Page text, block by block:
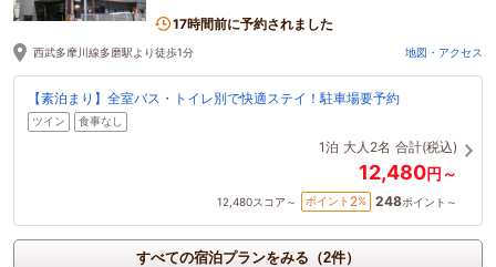
17時間前に予約されました
西武多摩川線多磨駅より徒歩1分 地図・アクセス
【素泊まり】全室バス・トイレ別で快適ステイ！駐車場要予約
ツイン 食事なし
1泊 大人2名 合計(税込)
12,480円～
12,480スコア～ ポイント 2% 248ポイント～
すべての宿泊プランをみる（2件）